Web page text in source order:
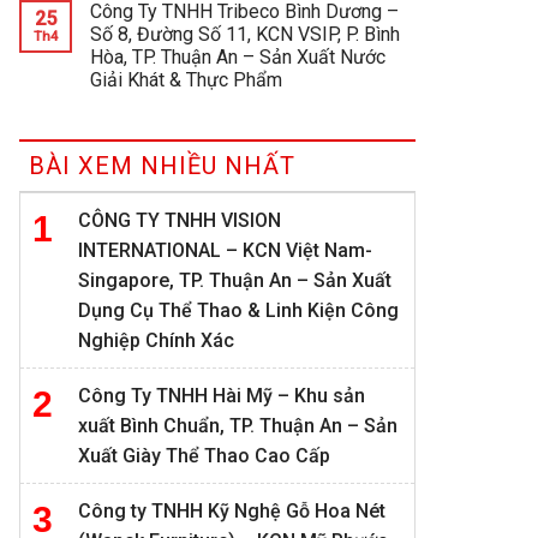
25
Th4
Công Ty TNHH Tribeco Bình Dương –
Số 8, Đường Số 11, KCN VSIP, P. Bình
Hòa, TP. Thuận An – Sản Xuất Nước
Giải Khát & Thực Phẩm
BÀI XEM NHIỀU NHẤT
CÔNG TY TNHH VISION
INTERNATIONAL – KCN Việt Nam-
Singapore, TP. Thuận An – Sản Xuất
Dụng Cụ Thể Thao & Linh Kiện Công
Nghiệp Chính Xác
Công Ty TNHH Hài Mỹ – Khu sản
xuất Bình Chuẩn, TP. Thuận An – Sản
Xuất Giày Thể Thao Cao Cấp
Công ty TNHH Kỹ Nghệ Gỗ Hoa Nét